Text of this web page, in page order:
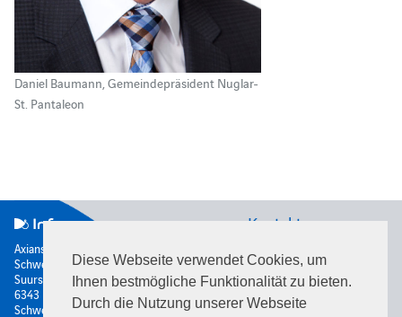
Diese Webseite verwendet Cookies, um
Ihnen bestmögliche Funktionalität zu bieten.
Durch die Nutzung unserer Webseite
Daniel Baumann, Gemeindepräsident Nuglar-
St. Pantaleon
Axians Infoma
Schweiz AG
Suurstoffi 22
6343
Rotkreuz
Schweiz
Rütistrasse 28
8952Schlieren
Schweiz
Kontakt